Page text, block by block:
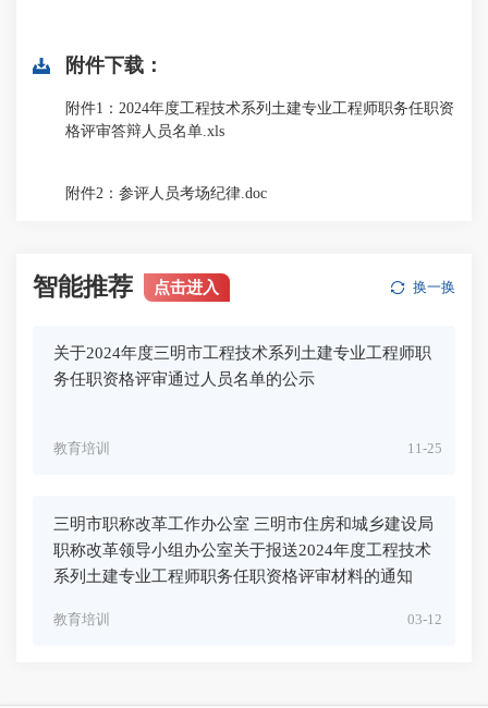
附件下载：
附件1：2024年度工程技术系列土建专业工程师职务任职资
格评审答辩人员名单.xls
附件2：参评人员考场纪律.doc
智能推荐 点击进入 换一换
关于2024年度三明市工程技术系列土建专业工程师职
务任职资格评审通过人员名单的公示
11-25
教育培训
三明市职称改革工作办公室 三明市住房和城乡建设局
职称改革领导小组办公室关于报送2024年度工程技术
系列土建专业工程师职务任职资格评审材料的通知
03-12
教育培训